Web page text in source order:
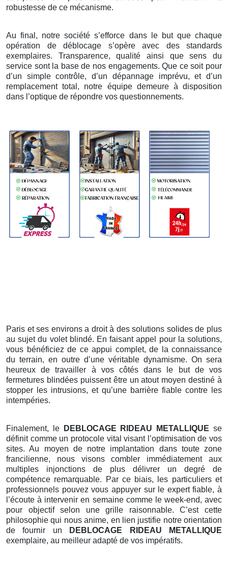
robustesse de ce mécanisme.
Au final, notre société s’efforce dans le but que chaque
opération de déblocage s’opère avec des standards
exemplaires. Transparence, qualité ainsi que sens du
service sont la base de nos engagements. Que ce soit pour
d’un simple contrôle, d’un dépannage imprévu, et d’un
remplacement total, notre équipe demeure à disposition
dans l’optique de répondre vos questionnements.
Paris et ses environs a droit à des solutions solides de plus
au sujet du volet blindé. En faisant appel pour la solutions,
vous bénéficiez de ce appui complet, de la connaissance
du terrain, en outre d’une véritable dynamisme. On sera
heureux de travailler à vos côtés dans le but de vos
fermetures blindées puissent être un atout moyen destiné à
stopper les intrusions, et qu’une barrière fiable contre les
intempéries.
Finalement, le DEBLOCAGE RIDEAU METALLIQUE se
définit comme un protocole vital visant l’optimisation de vos
sites. Au moyen de notre implantation dans toute zone
francilienne, nous visons combler immédiatement aux
multiples injonctions de plus délivrer un degré de
compétence remarquable. Par ce biais, les particuliers et
professionnels pouvez vous appuyer sur le expert fiable, à
l’écoute à intervenir en semaine comme le week-end, avec
pour objectif selon une grille raisonnable. C’est cette
philosophie qui nous anime, en lien justifie notre orientation
de fournir un
DEBLOCAGE RIDEAU METALLIQUE
exemplaire, au meilleur adapté de vos impératifs.